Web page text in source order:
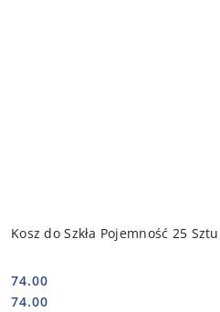
Kosz do Szkła Pojemność 25
Cena:
74.00
Cena:
74.00